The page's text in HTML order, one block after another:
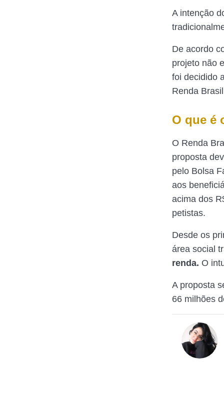
A intenção
De acordo
projeto não
foi decidido
Renda
O que é
O Renda
proposta
pelo Bolsa
aos
acima dos
petistas.
Desde os
área social
renda. O
A proposta
66 milhões